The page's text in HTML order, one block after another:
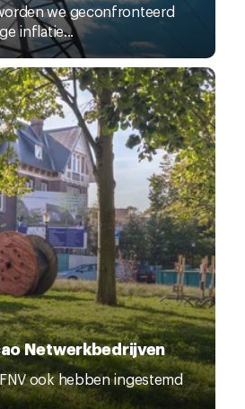
we geconfronteerd
inflatie...
Netwerkbedrijven
ook hebben ingestemd